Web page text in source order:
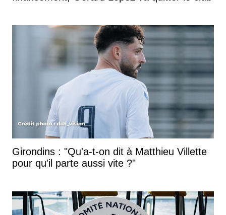
Girondins : "Qu'a-t-on dit à Matthieu Villette
pour qu'il parte aussi vite ?"